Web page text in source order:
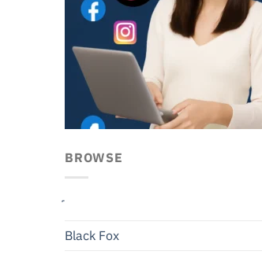
BROWSE
Black Fox